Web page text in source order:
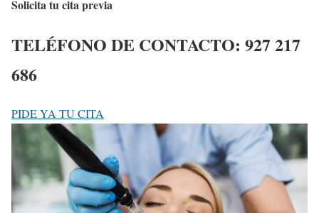
Solicita tu cita previa
TELÉFONO DE CONTACTO: 927 217
686
PIDE YA TU CITA